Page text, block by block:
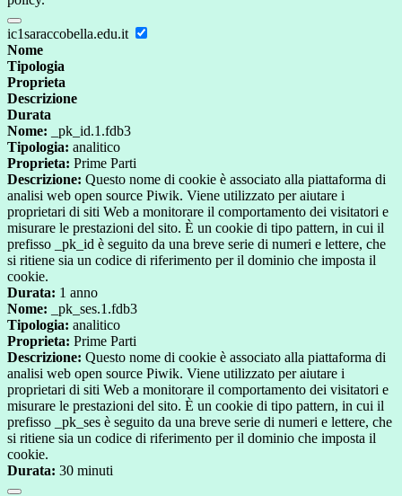
ic1saraccobella.edu.it
Nome
Tipologia
Proprieta
Descrizione
Durata
Nome: _pk_id.1.fdb3
Tipologia: analitico
Proprieta: Prime Parti
Descrizione: Questo nome di cookie è associato alla piattaforma di
analisi web open source Piwik. Viene utilizzato per aiutare i
proprietari di siti Web a monitorare il comportamento dei visitatori e
misurare le prestazioni del sito. È un cookie di tipo pattern, in cui il
prefisso _pk_id è seguito da una breve serie di numeri e lettere, che
si ritiene sia un codice di riferimento per il dominio che imposta il
cookie.
Durata: 1 anno
Nome: _pk_ses.1.fdb3
Tipologia: analitico
Proprieta: Prime Parti
Descrizione: Questo nome di cookie è associato alla piattaforma di
analisi web open source Piwik. Viene utilizzato per aiutare i
proprietari di siti Web a monitorare il comportamento dei visitatori e
misurare le prestazioni del sito. È un cookie di tipo pattern, in cui il
prefisso _pk_ses è seguito da una breve serie di numeri e lettere, che
si ritiene sia un codice di riferimento per il dominio che imposta il
cookie.
Durata: 30 minuti